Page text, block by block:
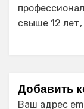
свыше 12 лет,
Добавить
Ваш адрес